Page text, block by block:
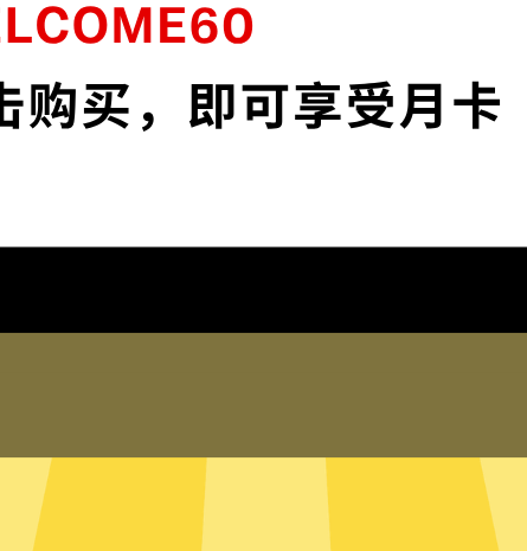
保护您的IP地
何登录历史，网络活动，
的信息。
在线客服
需要加速的网络流量，并
量，比如百度或者美团，则
有流量都走Anycast加速
储在硬盘内。无硬